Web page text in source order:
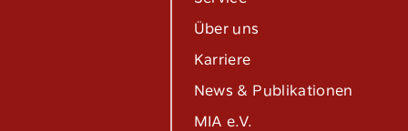
Über uns
Karriere
News & Publikationen
MIA e.V.